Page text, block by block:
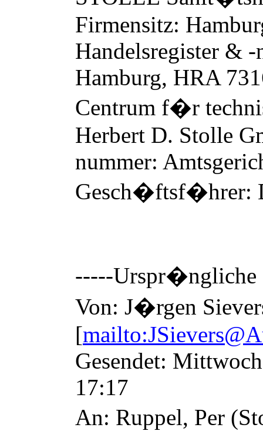
Firmensitz:
Handelsregister &
Hamburg, HRA
Centrum f�r
Herbert D. Stolle
nummer:
Gesch�ftsf�hrer:
-----Urspr�
Von: J�rgen
[
Gesendet:
17:17
An: Ruppel, Per